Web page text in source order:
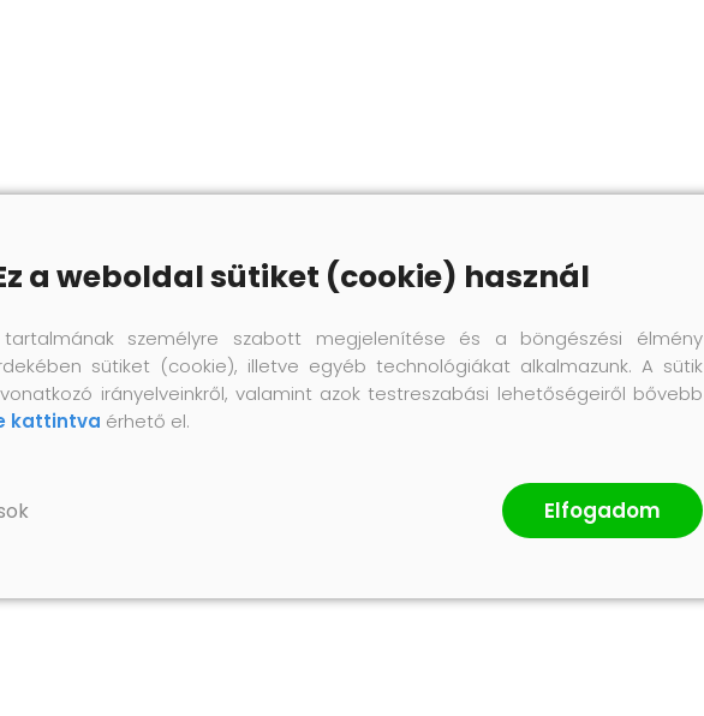
a weboldal sütiket (cookie) használ
tartalmának személyre szabott megjelenítése és a böngészési élmény
sütiket (cookie), illetve egyéb technológiákat alkalmazunk. A sütik
irányelveinkről, valamint azok testreszabási lehetőségeiről bővebb
kattintva érhető el.
Elfogadom